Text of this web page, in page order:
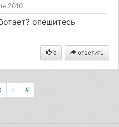
2010
опешитесь
0 ответить
» #